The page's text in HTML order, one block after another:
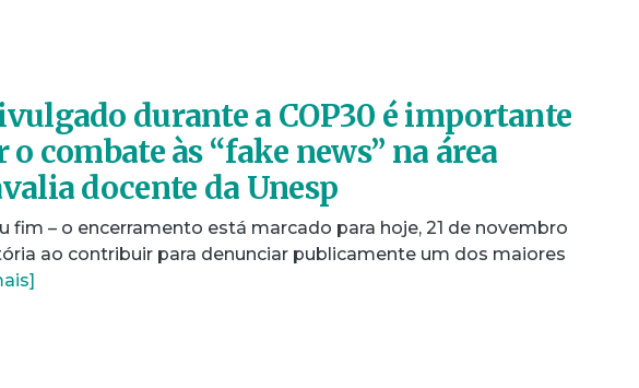
durante a COP30 é importante
combate às “fake news” na área
docente da Unesp
fim – o encerramento está marcado para hoje, 21 de novembro
ao contribuir para denunciar publicamente um dos maiores